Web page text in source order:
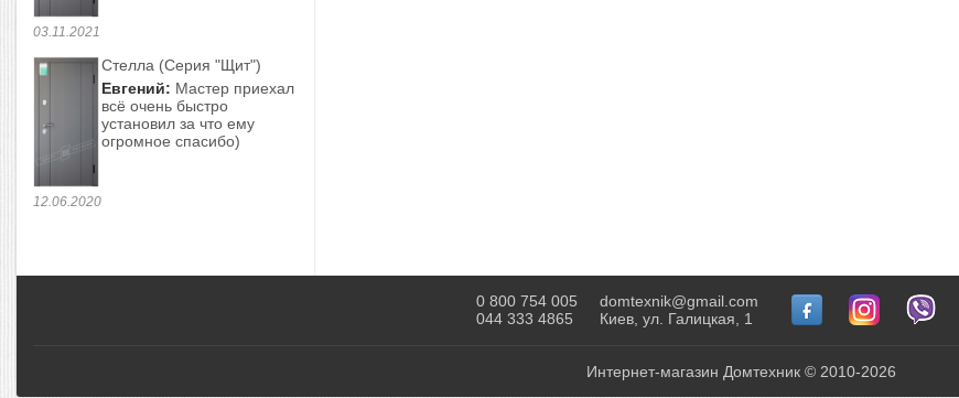
03.11.2021
12.06.2020
Стелла (Серия "Щит")
Евгений: Мастер приехал
всё очень быстро
установил за что ему
огромное спасибо)
0 800 754 005
044 333 4865
domtexnik@gmail.com
Киев, ул. Галицкая, 1
Интернет-магазин Домтехник © 2010-2026